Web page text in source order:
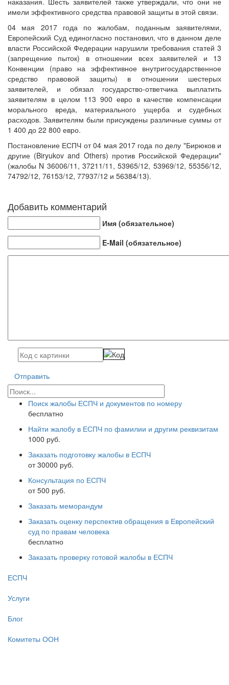
имели эффективного средства правовой защиты в этой связи.
04 мая 2017 года по жалобам, поданным заявителями,
Европейский Суд единогласно постановил, что в данном деле
власти Российской Федерации нарушили требования статей 3
(запрещение пыток) в отношении всех заявителей и 13
Конвенции (право на эффективное внутригосударственное
средство правовой защиты) в отношении шестерых
заявителей, и обязал государство-ответчика выплатить
заявителям в целом 113 900 евро в качестве компенсации
морального вреда, материального ущерба и судебных
расходов. Заявителям были присуждены различные суммы от
1 400 до 22 800 евро.
Постановление ЕСПЧ от 04 мая 2017 года по делу "Бирюков и
другие (Biryukov and Others) против Российской Федерации"
(жалобы N 36006/11, 37211/11, 53965/12, 53969/12, 55356/12,
74792/12, 76153/12, 77937/12 и 56384/13).
Добавить комментарий
Имя (обязательное)
E-Mail (обязательное)
Отправить
Поиск жалобы ЕСПЧ и документов по номеру
бесплатно
Найти жалобу в ЕСПЧ по фамилии и другим реквизитам
1000 руб.
Заказать подготовку жалобы в ЕСПЧ
от 30000 руб.
Консультация по ЕСПЧ
от 500 руб.
Заказать меморандум
Заказать оценку перспектив обращения в Европейский
суд по правам человека
бесплатно
Заказать проверку готовой жалобы в ЕСПЧ
ЕСПЧ
Услуги
Блог
Комитеты ООН